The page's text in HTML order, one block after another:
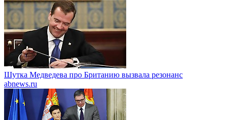
Шутка Медведева про Британию вызвала резонанс
abnews.ru